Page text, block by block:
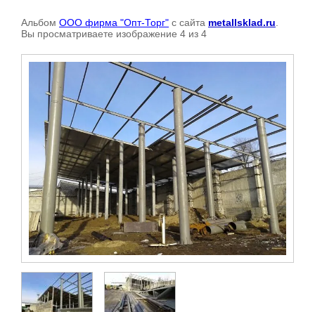
Альбом ООО фирма "Опт-Торг" с сайта metallsklad.ru
Вы просматриваете изображение 4 из 4